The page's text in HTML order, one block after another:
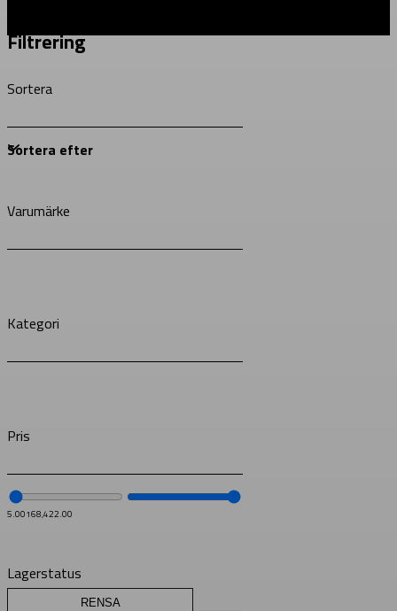
Filtrering
Sortera
Varumärke
Kategori
Pris
5.00168,422.00
Lagerstatus
RENSA